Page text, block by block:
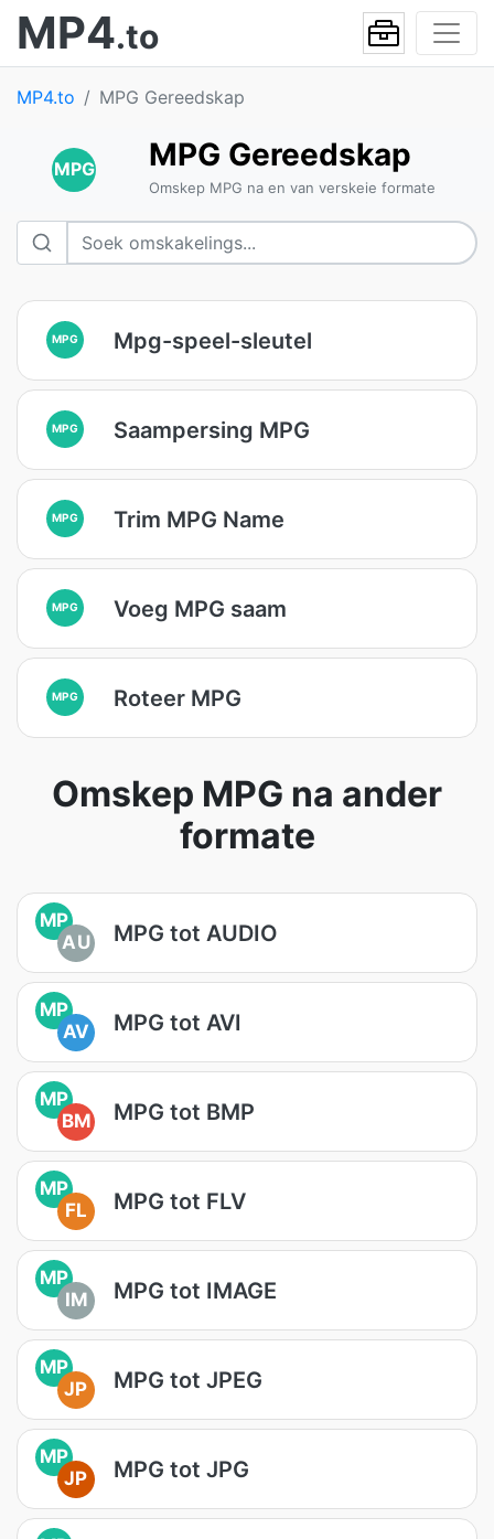
MP4.to
MP4.to MPG Gereedskap
MPG MPG Gereedskap
Omskep MPG na en van verskeie formate
MPG Mpg-speel-sleutel
MPG Saampersing MPG
MPG Trim MPG Name
MPG Voeg MPG saam
MPG Roteer MPG
Omskep MPG na ander
formate
MP
AU
MPG tot AUDIO
MP
AV
MPG tot AVI
MP
BM
MPG tot BMP
MP
FL
MPG tot FLV
MP
IM
MPG tot IMAGE
MP
JP
MPG tot JPEG
MP
JP
MPG tot JPG